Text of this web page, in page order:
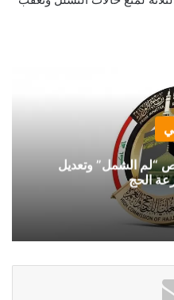
“لم الشمل” وتعديل
الحج